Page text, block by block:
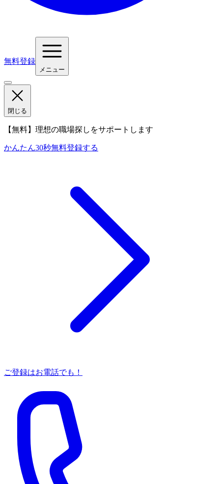
無料登録
メニュー
閉じる
【無料】理想の職場探しをサポートします
かんたん30秒無料登録する
ご登録はお電話でも！